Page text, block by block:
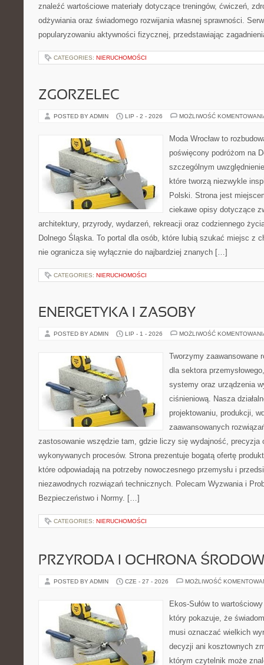
znaleźć wartościowe materiały dotyczące treningów, ćwiczeń,
odżywiania oraz świadomego rozwijania własnej sprawności.
popularyzowaniu aktywności fizycznej, przedstawiając
CATEGORIES: NIERUCHOMOŚCI
ZGORZELEC
POSTED BY ADMIN LIP - 2 - 2026 MOŻLIWOŚĆ
Moda Wrocław to
poświęcony podróżom na
szczególnym
które tworzą niezwykle
Polski. Strona jest
ciekawe opisy dotyczące
architektury, przyrody, wydarzeń, rekreacji oraz codziennego
Dolnego Śląska. To portal dla osób, które lubią szukać miejsc z
nie ogranicza się wyłącznie do najbardziej znanych […]
CATEGORIES: NIERUCHOMOŚCI
ENERGETYKA I ZASOBY
POSTED BY ADMIN LIP - 1 - 2026 MOŻLIWOŚĆ
Tworzymy zaawansowane
dla sektora
systemy oraz urządzenia
ciśnieniową. Nasza
projektowaniu, produkcji,
zaawansowanych
zastosowanie wszędzie tam, gdzie liczy się wydajność, precyzja
wykonywanych procesów. Strona prezentuje bogatą ofertę
które odpowiadają na potrzeby nowoczesnego przemysłu i
niezawodnych rozwiązań technicznych. Polecam Wyzwania i
Bezpieczeństwo i Normy. […]
CATEGORIES: NIERUCHOMOŚCI
PRZYRODA I OCHRONA
POSTED BY ADMIN CZE - 27 - 2026 MOŻLIWOŚĆ
Ekos-Sułów to
który pokazuje, że
musi oznaczać wielkich
decyzji ani kosztownych
którym czytelnik może